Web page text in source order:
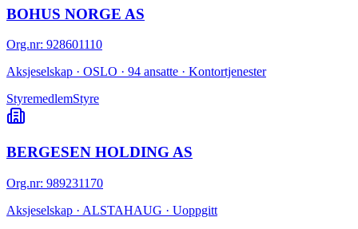
BOHUS NORGE AS
Org.nr: 928601110
Aksjeselskap · OSLO · 94 ansatte · Kontortjenester
StyremedlemStyre
BERGESEN HOLDING AS
Org.nr: 989231170
Aksjeselskap · ALSTAHAUG · Uoppgitt